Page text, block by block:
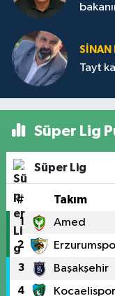
SİNAN
Tayt
Süper Lig
Süper Lig
# Takım
1 Amed
2
3 Başakşehir
4 Kocaelispor